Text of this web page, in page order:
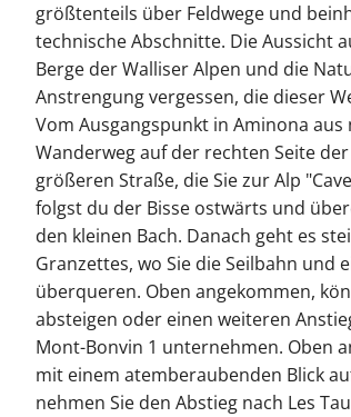
größtenteils über Feldwege und
technische Abschnitte. Die Aussicht
Berge der Walliser Alpen und die
Anstrengung vergessen, die dieser
Vom Ausgangspunkt in Aminona aus
Wanderweg auf der rechten Seite
größeren Straße, die Sie zur Alp
folgst du der Bisse ostwärts und
den kleinen Bach. Danach geht es
Granzettes, wo Sie die Seilbahn und
überqueren. Oben angekommen,
absteigen oder einen weiteren
Mont-Bonvin 1 unternehmen. Oben
mit einem atemberaubenden Blick
nehmen Sie den Abstieg nach Les